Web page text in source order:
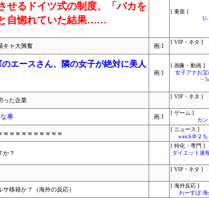
せるドイツ式の制度、「バカを
自惚れていた結果……
[ 東亜 ]
U-
キャ大興奮 画:1
[ VIP・ネタ ]
エースさん、隣の女子が絶対に美人
画:1
[ 画像・動画 ]
女子アナお宝
－
った企業
[ VIP・ネタ ]
事 画:1
[ ゲーム ]
カ
ｗｗｗｗｗｗｗｗｗｗ
[ ニュース ]
watch＠２
か？
[ 特化・専門 ]
ダイエット速
[ VIP・ネタ ]
移籍か？（海外の反応）
[ 海外反応 ]
わーすぽ